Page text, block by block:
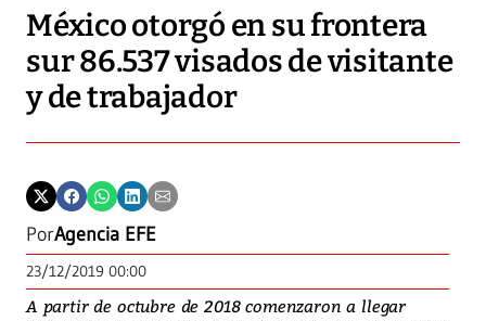
México otorgó en su frontera
sur 86.537 visados de visitante
y de trabajador
PorAgencia EFE
23/12/2019 00:00
A partir de octubre de 2018 comenzaron a llegar